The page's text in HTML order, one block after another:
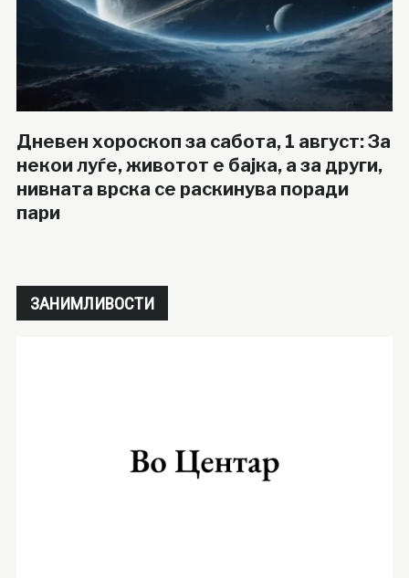
Дневен хороскоп за сабота, 1 август: За
некои луѓе, животот е бајка, а за други,
нивната врска се раскинува поради
пари
ЗАНИМЛИВОСТИ